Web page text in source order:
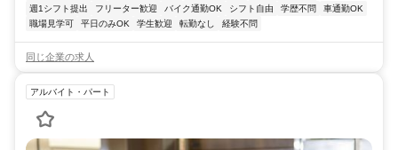
週1シフト提出
フリーター歓迎 バイク通勤OK シフト自由 学歴不問
車通勤OK
職場見学可
平日のみOK 学生歓迎 転勤なし 経験不問
同じ企業の求人
アルバイト・パート